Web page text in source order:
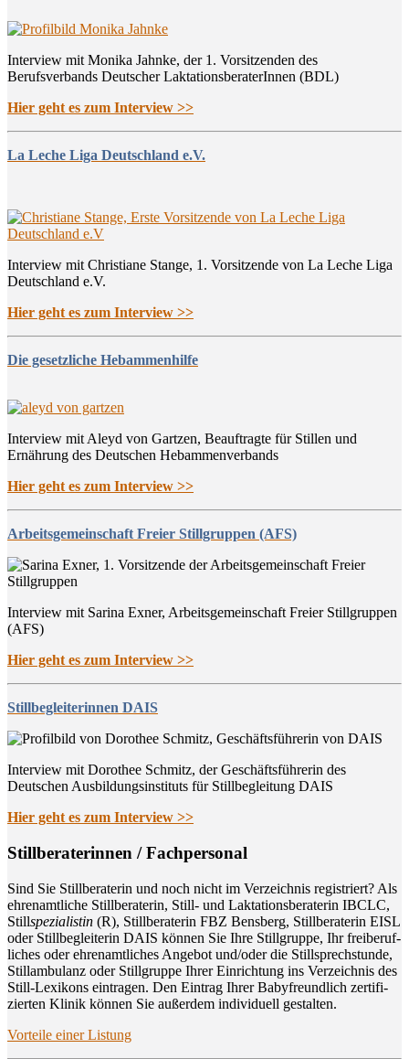
Interview mit Monika Jahnke, der 1. Vorsitzenden des
Berufsverbands Deutscher LaktationsberaterInnen (BDL)
Hier geht es zum Interview >>
La Leche Liga Deutschland e.V.
Interview mit Christiane Stange, 1. Vorsitzende von La Leche Liga
Deutschland e.V.
Hier geht es zum Interview >>
Die gesetzliche Hebammenhilfe
Interview mit Aleyd von Gartzen, Beauftragte für Stillen und
Ernährung des Deutschen Hebammenverbands
Hier geht es zum Interview >>
Arbeitsgemeinschaft Freier Stillgruppen (AFS)
Interview mit Sarina Exner, Arbeitsgemeinschaft Freier Stillgruppen
(AFS)
Hier geht es zum Interview >>
Stillbegleiterinnen DAIS
Interview mit Dorothee Schmitz, der Geschäftsführerin des
Deutschen Ausbildungsinstituts für Stillbegleitung DAIS
Hier geht es zum Interview >>
Still­be­ra­te­rin­nen / Fachpersonal
Sind Sie Still­be­ra­te­rin und noch nicht im Ver­zeich­nis regis­triert? Als
ehren­amt­li­che Still­be­ra­te­rin, Still- und Lak­ta­ti­ons­be­ra­te­rin IBCLC,
Stillspe­zia­lis­tin (R), Still­be­ra­te­rin FBZ Bens­berg, Still­be­ra­te­rin EISL
oder Still­be­glei­te­rin DAIS kön­nen Sie Ihre Still­grup­pe, Ihr frei­be­ruf­
li­ches oder ehren­amt­li­ches Ange­bot und/oder die Still­sprech­stun­de,
Still­am­bu­lanz oder Still­grup­pe Ihrer Ein­rich­tung ins Ver­zeich­nis des
Still-Lexi­kons ein­tra­gen. Den Ein­trag Ihrer Baby­freund­lich zer­ti­fi­
zier­ten Kli­nik kön­nen Sie außer­dem indi­vi­du­ell gestalten.
Vor­tei­le einer Listung